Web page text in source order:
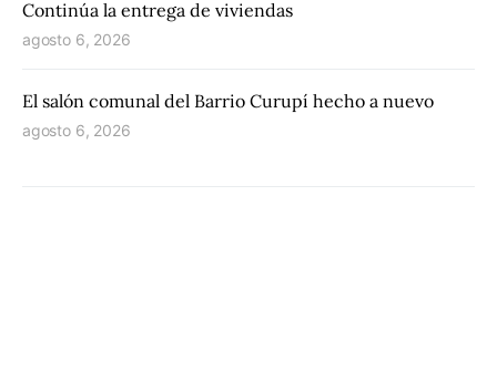
Continúa la entrega de viviendas
agosto 6, 2026
El salón comunal del Barrio Curupí hecho a nuevo
agosto 6, 2026